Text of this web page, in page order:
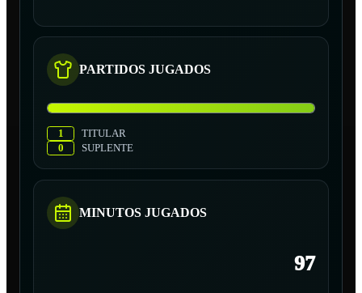
PARTIDOS JUGADOS
1
TITULAR
0
SUPLENTE
MINUTOS JUGADOS
97